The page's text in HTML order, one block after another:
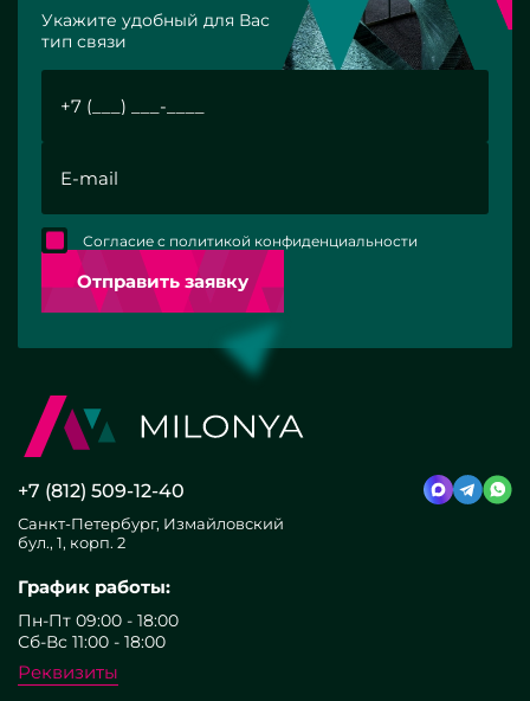
Укажите удобный для Вас
тип связи
Отправить заявку
Согласие с политикой конфиденциальности
+7 (812) 509-12-40
Санкт-Петербург, Измайловский
бул., 1, корп. 2
График работы:
Пн-Пт 09:00 - 18:00
Сб-Вс 11:00 - 18:00
Реквизиты